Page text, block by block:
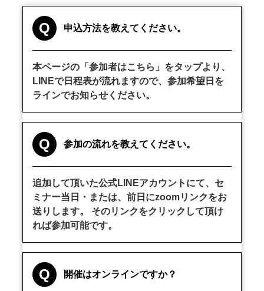
Q 申込方法を教えてください。
本ページの「参加者はこちら」をタップより、
LINEで日程表が流れますので、参加希望日を
ラインでお知らせください。
Q 参加の流れを教えてください。
追加して頂いた公式LINEアカウントにて、セ
ミナー当日・または、前日にzoomリンクをお
送りします。 そのリンクをクリックして頂け
れば参加可能です。
Q 開催はオンラインですか？